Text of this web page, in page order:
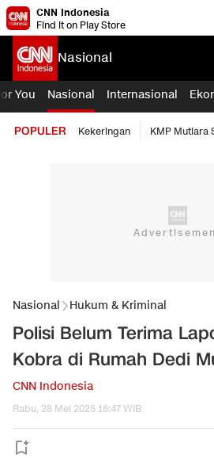
CNN Indonesia
Find it on Play Store
Nasional
You Nasional Internasional
POPULER Kekeringan KMP Mutiara
Nasional Hukum & Kriminal
Polisi Belum Terima
Kobra di Rumah Dedi
CNN Indonesia
Rabu, 28 Mei 2025 16:47 WIB